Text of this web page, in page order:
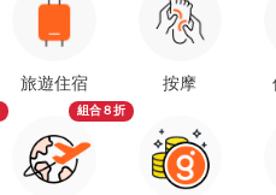
旅遊住宿
組合８折
按摩